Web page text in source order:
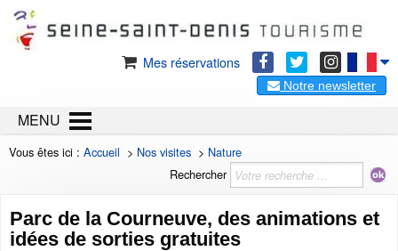
Mes réservations
Notre newsletter
MENU
Vous êtes ici : Accueil > Nos visites > Nature
Rechercher
Parc de la Courneuve, des animations et
idées de sorties gratuites